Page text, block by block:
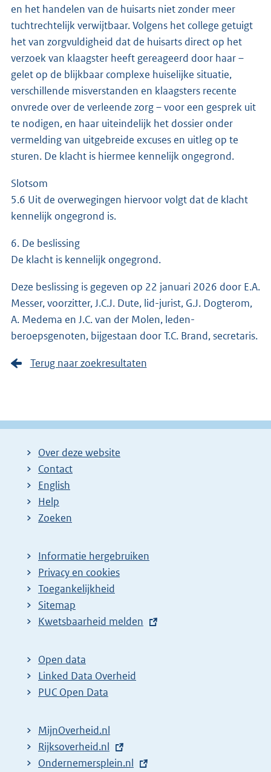
en het handelen van de huisarts niet zonder meer
tuchtrechtelijk verwijtbaar. Volgens het college getuigt
het van zorgvuldigheid dat de huisarts direct op het
verzoek van klaagster heeft gereageerd door haar –
gelet op de blijkbaar complexe huiselijke situatie,
verschillende misverstanden en klaagsters recente
onvrede over de verleende zorg – voor een gesprek uit
te nodigen, en haar uiteindelijk het dossier onder
vermelding van uitgebreide excuses en uitleg op te
sturen. De klacht is hiermee kennelijk ongegrond.
Slotsom
5.6 Uit de overwegingen hiervoor volgt dat de klacht
kennelijk ongegrond is.
6. De beslissing
De klacht is kennelijk ongegrond.
Deze beslissing is gegeven op 22 januari 2026 door E.A.
Messer, voorzitter, J.C.J. Dute, lid-jurist, G.J. Dogterom,
A. Medema en J.C. van der Molen, leden-
beroepsgenoten, bijgestaan door T.C. Brand, secretaris.
Terug naar zoekresultaten
Over deze website
Contact
English
Help
Zoeken
Informatie hergebruiken
Privacy en cookies
Toegankelijkheid
Sitemap
E
t
e
r
l
i
n
Kwetsbaarheid melden
Open data
Linked Data Overheid
PUC Open Data
MijnOverheid.nl
E
x
Rijksoverheid.nl
E
Ondernemersplein.nl